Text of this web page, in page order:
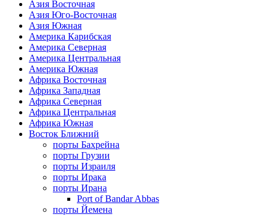
Азия Восточная
Азия Юго-Восточная
Азия Южная
Америка Карибская
Америка Северная
Америка Центральная
Америка Южная
Африка Восточная
Африка Западная
Африка Северная
Африка Центральная
Африка Южная
Восток Ближний
порты Бахрейна
порты Грузии
порты Израиля
порты Ирака
порты Ирана
Port of Bandar Abbas
порты Йемена